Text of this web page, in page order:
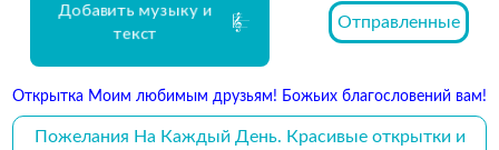
Добавить музыку и
текст
Отправленные
Открытка Моим любимым друзьям! Божьих благословений вам!
Пожелания На Каждый День. Красивые открытки и